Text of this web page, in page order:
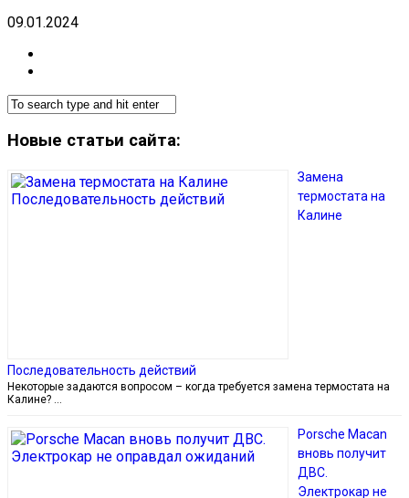
09.01.2024
Новые статьи сайта:
Замена
термостата на
Калине
Последовательность действий
Некоторые задаются вопросом – когда требуется замена термостата на
Калине? …
Porsche Macan
вновь получит
ДВС.
Электрокар не